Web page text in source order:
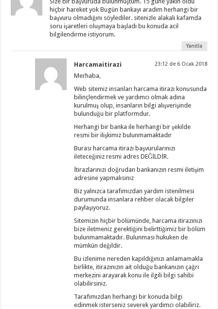
hiçbir hareket yok Bugün bankayı aradım herhangi bir
başvuru olmadığını söylediler. sitenizle alakalı kafamda
soru işaretleri oluşmaya başladı bu konuda acil
bilgilendirme istiyorum.
Yanıtla
Harcamaitirazi 23:12 de 6 Ocak 2018
Merhaba,
Web sitemiz insanları harcama itirazı konusunda
bilinçlendirmek ve yardımcı olmak adına
kurulmuş olup, insanların bilgi alışverişinde
bulunduğu bir platformdur.
Herhangi bir banka ile herhangi bir şekilde
resmi bir ilişkimiz bulunmamaktadır
Burası harcama itirazı başvurularınızı
ileteceğiniz resmi adres DEĞİLDİR.
İtirazlarınızı doğrudan bankanızın resmi iletişim
adresine yapmalısınız
Biz yalnızca tarafımızdan yardım istenilmesi
durumunda insanlara rehber olacak bilgiler
paylaşıyoruz.
Sitemizin hiçbir bölümünde, harcama itirazınızı
bize iletmeniz gerektiğini belirttiğimiz bir bölüm
bulunmamaktadır. Bulunması hukuken de
mümkün değildir.
Bu izlenime nereden kapıldığınızı anlamamakla
birlikte, itirazınızın ait olduğu bankanızın çağrı
merkezini arayarak konu ile ilgili bilgi sahibi
olabilirsiniz.
Tarafımızdan herhangi bir konuda bilgi
edinmek isterseniz severek yardımcı olabiliriz.